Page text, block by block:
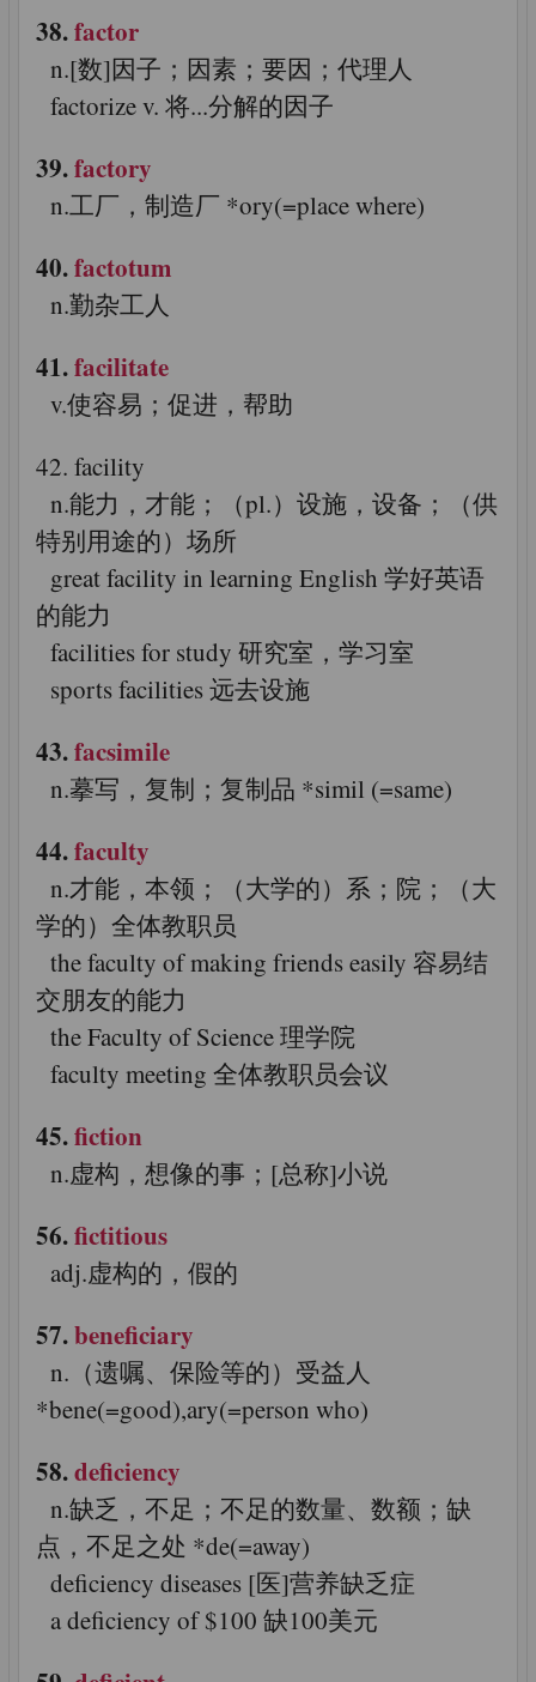
38.factor
n.[数]因子；因素；要因；代理人
factorize v. 将...分解的因子
39.factory
n.工厂，制造厂 *ory(=place where)
40.factotum
n.勤杂工人
41.facilitate
v.使容易；促进，帮助
42. facility
n.能力，才能；（pl.）设施，设备；（供
特别用途的）场所
great facility in learning English 学好英语
的能力
facilities for study 研究室，学习室
sports facilities 远去设施
43.facsimile
n.摹写，复制；复制品 *simil (=same)
44.faculty
n.才能，本领；（大学的）系；院；（大
学的）全体教职员
the faculty of making friends easily 容易结
交朋友的能力
the Faculty of Science 理学院
faculty meeting 全体教职员会议
45.fiction
n.虚构，想像的事；[总称]小说
56.fictitious
adj.虚构的，假的
57.beneficiary
n.（遗嘱、保险等的）受益人
*bene(=good),ary(=person who)
58.deficiency
n.缺乏，不足；不足的数量、数额；缺
点，不足之处 *de(=away)
deficiency diseases [医]营养缺乏症
a deficiency of $100 缺100美元